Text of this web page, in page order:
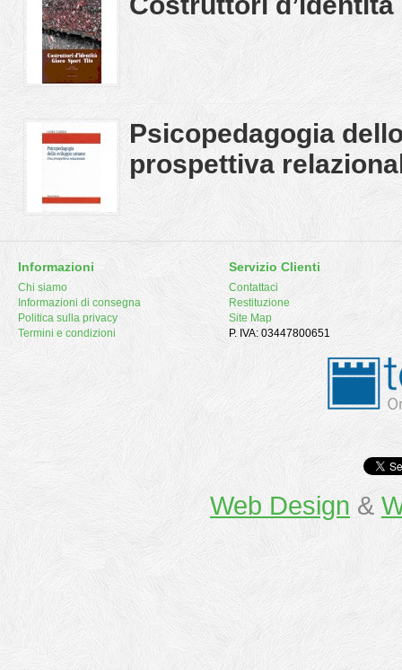
Psicopedagogia
prospettiva
Informazioni
Chi siamo
Informazioni di consegna
Politica sulla privacy
Termini e condizioni
Servizio Clienti
Contattaci
Restituzione
Site Map
P. IVA: 03447800651
Web Design &